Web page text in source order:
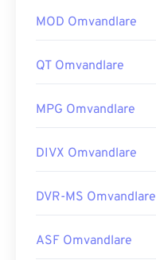
MOD Omvandlare
QT Omvandlare
MPG Omvandlare
DIVX Omvandlare
DVR-MS Omvandlare
ASF Omvandlare